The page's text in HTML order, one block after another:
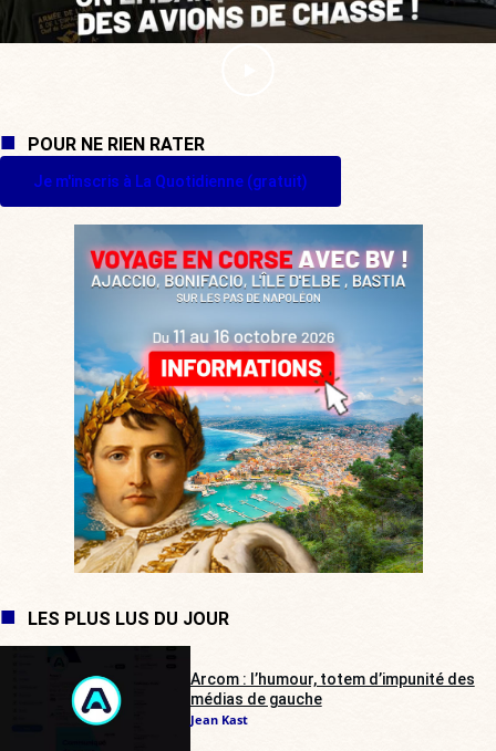
POUR NE RIEN RATER
Je m'inscris à La Quotidienne (gratuit)
LES PLUS LUS DU JOUR
Arcom : l’humour, totem d’impunité des
médias de gauche
Jean Kast